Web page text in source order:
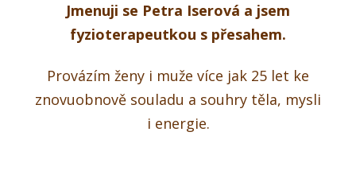
Jmenuji se Petra Iserová a jsem
fyzioterapeutkou s přesahem.
Provázím ženy i muže více jak 25 let ke
znovuobnově souladu a souhry těla, mysli
i energie.